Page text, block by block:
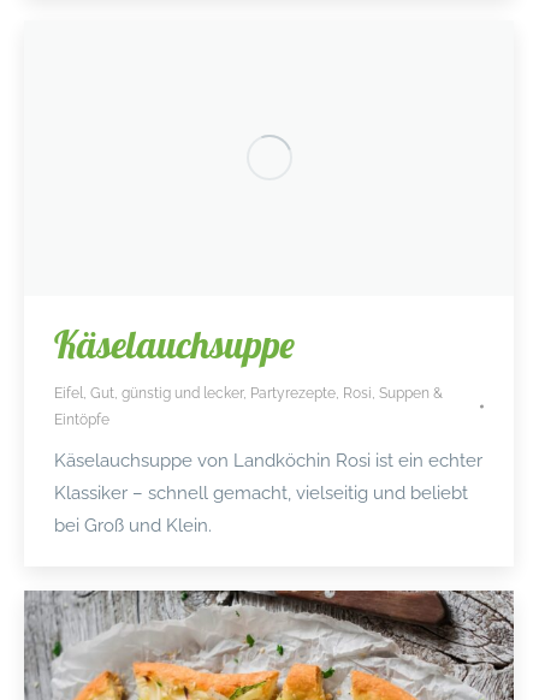
Käselauchsuppe
Eifel, Gut, günstig und lecker, Partyrezepte, Rosi, Suppen &
Eintöpfe
Käselauchsuppe von Landköchin Rosi ist ein echter
Klassiker – schnell gemacht, vielseitig und beliebt
bei Groß und Klein.